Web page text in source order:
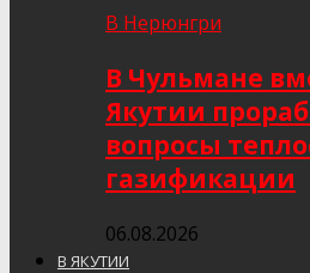
В Нерюнгри
В Чульмане
Якутии
вопросы
газификации
06.08.2026
В ЯКУТИИ